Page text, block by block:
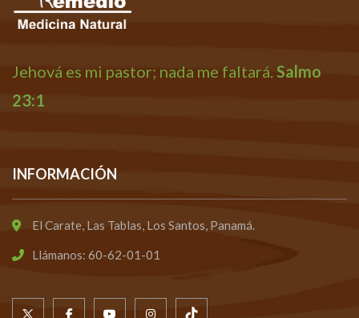
Jehová es mi pastor; nada me faltará.Salmo
23:1
INFORMACIÓN
El Carate, Las Tablas, Los Santos, Panamá.
Llámanos: 60-62-01-01